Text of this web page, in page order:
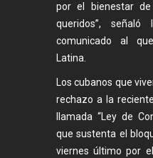
por el bienestar
queridos”,
comunicado al
Latina.
Los cubanos que
rechazo a la
llamada “Ley de
que sustenta el
viernes último por